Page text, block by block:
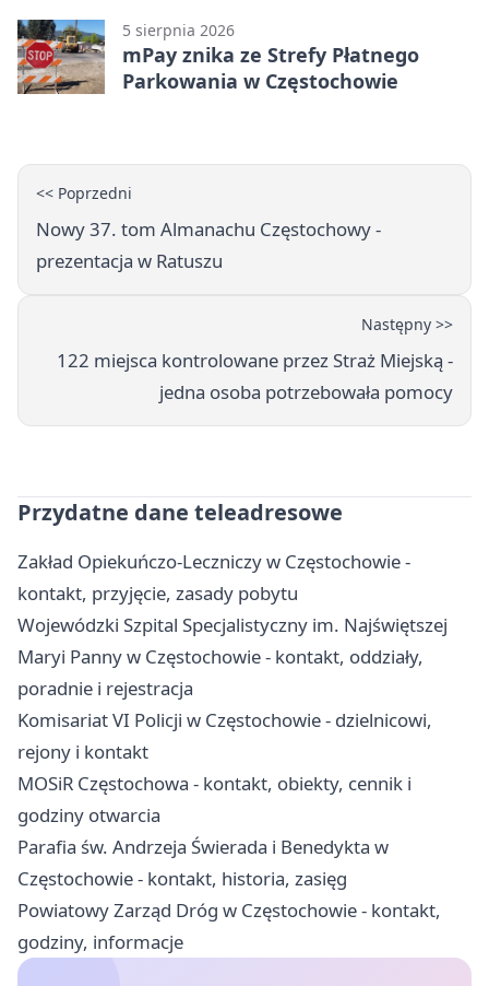
5 sierpnia 2026
mPay znika ze Strefy Płatnego
Parkowania w Częstochowie
<< Poprzedni
Nowy 37. tom Almanachu Częstochowy -
prezentacja w Ratuszu
Następny >>
122 miejsca kontrolowane przez Straż Miejską -
jedna osoba potrzebowała pomocy
Przydatne dane teleadresowe
Zakład Opiekuńczo-Leczniczy w Częstochowie -
kontakt, przyjęcie, zasady pobytu
Wojewódzki Szpital Specjalistyczny im. Najświętszej
Maryi Panny w Częstochowie - kontakt, oddziały,
poradnie i rejestracja
Komisariat VI Policji w Częstochowie - dzielnicowi,
rejony i kontakt
MOSiR Częstochowa - kontakt, obiekty, cennik i
godziny otwarcia
Parafia św. Andrzeja Świerada i Benedykta w
Częstochowie - kontakt, historia, zasięg
Powiatowy Zarząd Dróg w Częstochowie - kontakt,
godziny, informacje